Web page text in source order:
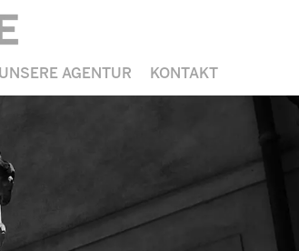
UNSERE AGENTUR KONTAKT